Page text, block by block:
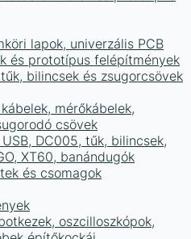
lapok, univerzális PCB
és prototípus felépítmények
bilincsek és zsugorcsövek
mérőkábelek,
csövek
DC005, tűk, bilincsek,
XT60, banándugók
és csomagok
oszcilloszkópok,